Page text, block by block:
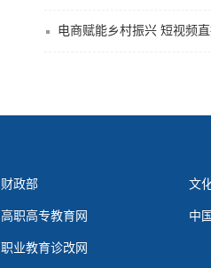
电商赋能乡村振兴 短视频
财政部 文
高职高专教育网 中
职业教育诊改网